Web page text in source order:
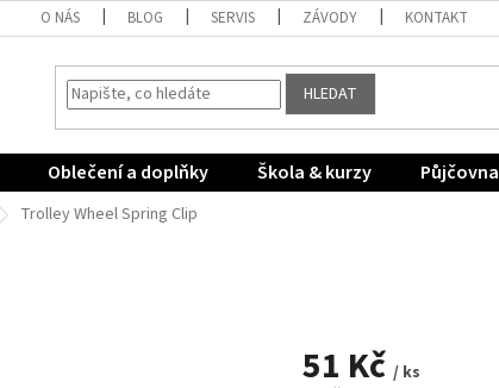
O NÁS BLOG SERVIS ZÁVODY KONTAKT
HLEDAT
Oblečení a doplňky Škola & kurzy Půjčovna
Trolley Wheel Spring Clip
51 Kč / ks